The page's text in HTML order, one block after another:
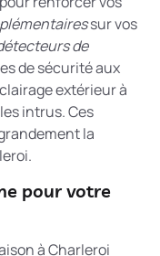
sur vos
de
de sécurité aux
extérieur à
intrus. Ces
la
pour votre
à Charleroi